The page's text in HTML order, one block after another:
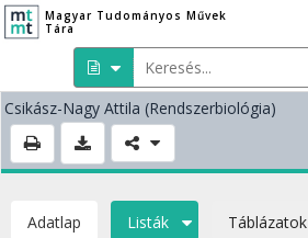
Magyar Tudományos Művek
Tára
Csikász-Nagy Attila (Rendszerbiológia)
Adatlap Listák Táblázatok